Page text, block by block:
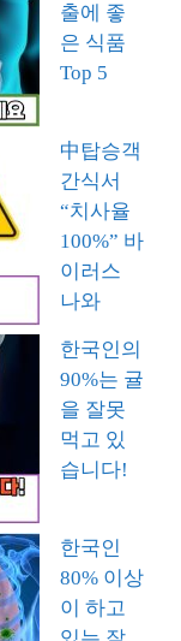
출에 좋
은 식품
Top 5
中탑승객
간식서
“치사율
100%” 바
이러스
나와
한국인의
90%는 귤
을 잘못
먹고 있
습니다!
한국인
80% 이상
이 하고